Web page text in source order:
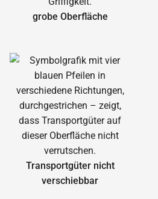
grobe Oberfläche
Transportgüter nicht
verschiebbar